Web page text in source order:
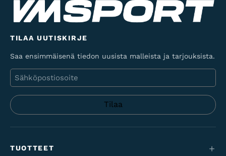
TILAA UUTISKIRJE
Saa ensimmäisenä tiedon uusista malleista ja tarjouksista.
Sähköposti
TUOTTEET